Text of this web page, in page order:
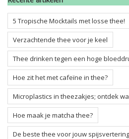
5 Tropische Mocktails met losse thee!
Verzachtende thee voor je keel
Thee drinken tegen een hoge
Hoe zit het met cafeïne in thee?
Microplastics in theezakjes; ontdek
Hoe maak je matcha thee?
De beste thee voor jouw spijsvertering